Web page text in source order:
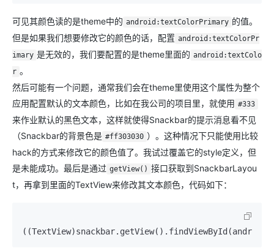
可见其颜色读的是theme中的 android:textColorPrimary 的值。
但是如果我们想要修改它的颜色的话，配置 android:textColorPr
imary 是无效的，我们要配置的是theme里面的 android:textColo
r 。
然后可能有一个问题，通常我们会在theme里使用这个属性为整个
应用配置默认的文本颜色，比如在我公司的项目里，就使用 #333
来作业默认的黑色文本，这样就使得Snackbar的提示消息看不见
（Snackbar的背景色是 #ff303030 ）。这种情况下只能使用比较
hack的方式来修改它的颜色值了。我试过覆盖它的style定义，但
是未能成功。最后是通过 getView() 接口获取到SnackbarLayou
t，再拿到里面的TextView来修改其文本颜色，代码如下：